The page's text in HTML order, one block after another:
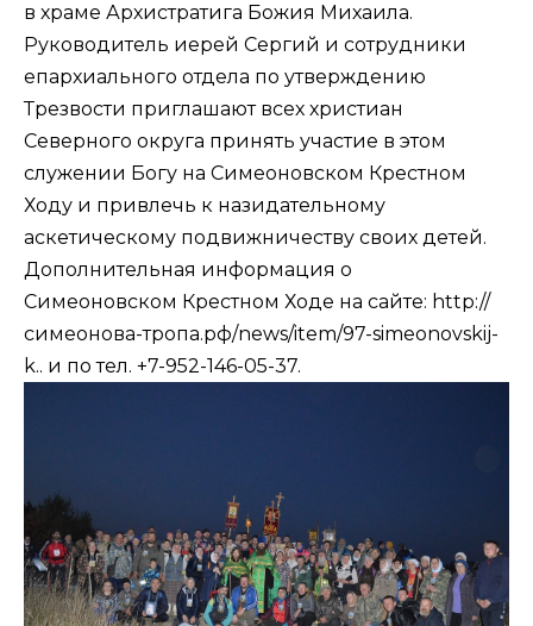
в храме Архистратига Божия Михаила.
Руководитель иерей Сергий и сотрудники
епархиального отдела по утверждению
Трезвости приглашают всех христиан
Северного округа принять участие в этом
служении Богу на Симеоновском Крестном
Ходу и привлечь к назидательному
аскетическому подвижничеству своих детей.
Дополнительная информация о
Симеоновском Крестном Ходе на сайте: http://
симеонова-тропа.рф/news/item/97-simeonovskij-
k.. и по тел. +7-952-146-05-37.